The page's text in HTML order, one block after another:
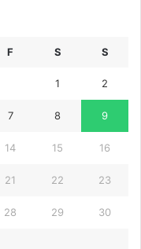
F S S
1 2
7 8 9
14 15 16
21 22 23
28 29 30